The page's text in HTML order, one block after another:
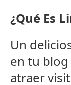
¿Qué Es
Un
en tu
atraer